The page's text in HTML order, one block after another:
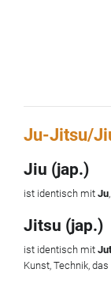
Ju-Jitsu/
Jiu (jap.)
ist identisch mit Ju
Jitsu (jap.)
ist identisch mit
Kunst, Technik,